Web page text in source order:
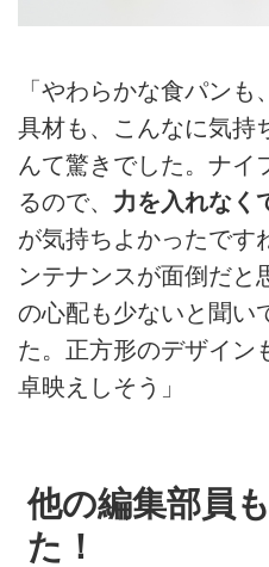
「やわらかな食パン
具材も、こんなに気持
んて驚きでした。ナイ
るので、 力を入れなく
が気持ちよかったです
ンテナンスが面倒だと
の心配も少ないと聞い
た。正方形のデザイン
卓映えしそう」
他の編集部員
た！